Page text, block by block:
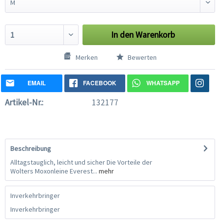
In denWarenkorb
Merken Bewerten
EMAIL FACEBOOK WHATSAPP
Artikel-Nr.: 132177
Beschreibung
Alltagstauglich, leicht und sicher Die Vorteile der
Wolters Moxonleine Everest... mehr
Inverkehrbringer
Inverkehrbringer